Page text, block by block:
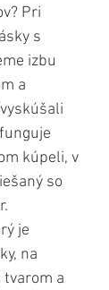
Pri
s
izbu
a
kúpeli, v
so
je
na
tvarom a